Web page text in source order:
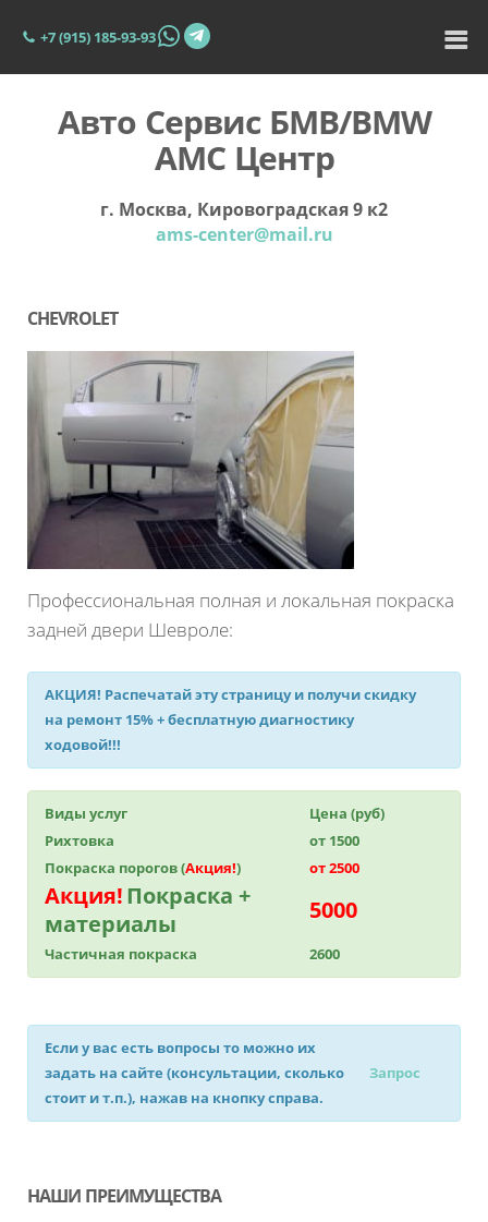
+7 (915) 185-93-93
Авто Сервис БМВ/BMW
АМС Центр
г. Москва, Кировоградская 9 к2
ams-center@mail.ru
CHEVROLET
Профессиональная полная и локальная покраска
задней двери Шевроле:
АКЦИЯ! Распечатай эту страницу и получискидку
на ремонт 15%+ бесплатную диагностику
ходовой!!!
Виды услуг
Цена (руб)
Рихтовка
от 1500
Покраска порогов (Акция!) от 2500
Акция!Покраска +
материалы
5000
Частичная покраска 2600
Если у вас есть вопросы то можно их
задать на сайте (консультации, сколько
стоит и т.п.), нажав на кнопку справа.
Запрос
НАШИ ПРЕИМУЩЕСТВА